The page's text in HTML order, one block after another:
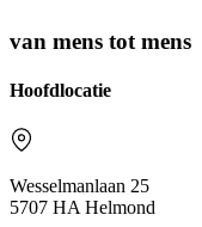
van mens tot mens
Hoofdlocatie
Wesselmanlaan 25
5707 HA Helmond